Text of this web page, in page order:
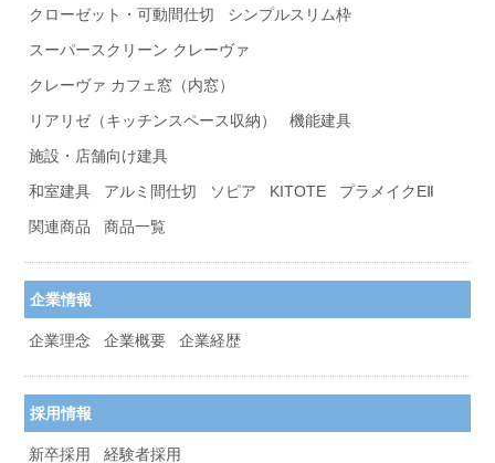
クローゼット・可動間仕切
シンプルスリム枠
スーパースクリーン クレーヴァ
クレーヴァ カフェ窓（内窓）
リアリゼ（キッチンスペース収納）
機能建具
施設・店舗向け建具
和室建具
アルミ間仕切 ソピア KITOTE
プラメイクEⅡ
関連商品
商品一覧
企業情報
企業理念 企業概要 企業経歴
採用情報
新卒採用 経験者採用